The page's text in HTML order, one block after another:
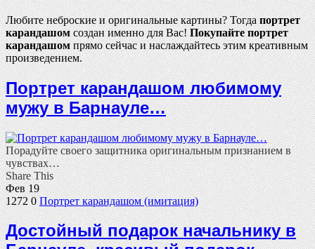
Любите неброские и оригинальные картины? Тогдапортрет
карандашомсоздан именно для Вас!Покупайтепортрет
карандашомпрямо сейчас и наслаждайтесь этим креативным
произведением.
Портрет карандашом любимому
мужу в Барнауле…
Порадуйте своего защитника оригинальным признанием в
чувствах…
Share This
Фев 19
12720 Портрет карандашом (имитация)
Достойный подарок начальнику в